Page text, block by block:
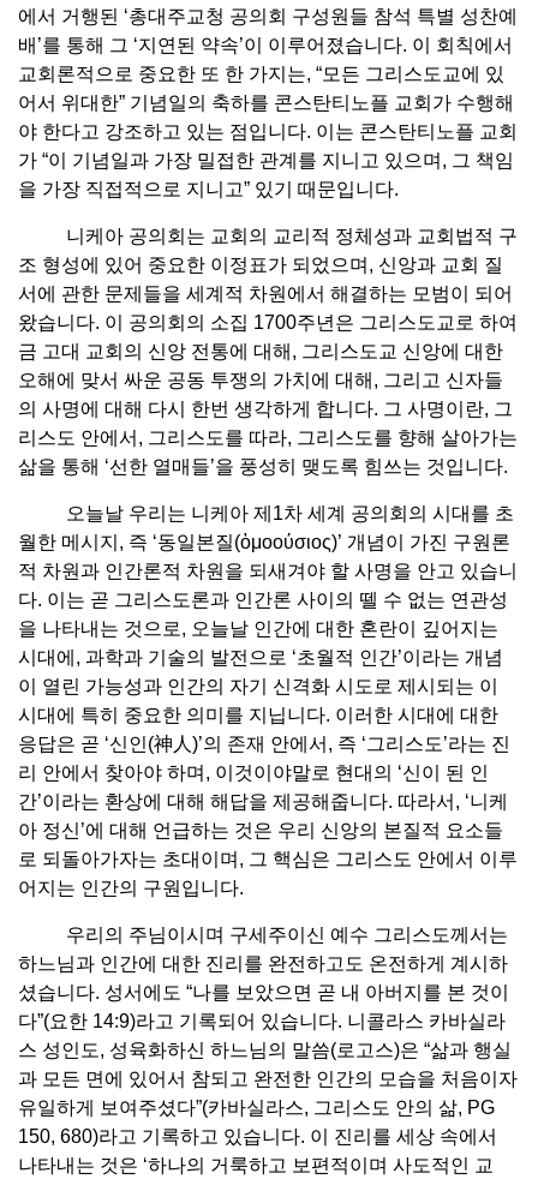
에서 거행된 ‘총대주교청 공의회 구성원들 참석 특별 성찬예
배’를 통해 그 ‘지연된 약속’이 이루어졌습니다. 이 회칙에서
교회론적으로 중요한 또 한 가지는, “모든 그리스도교에 있
어서 위대한” 기념일의 축하를 콘스탄티노플 교회가 수행해
야 한다고 강조하고 있는 점입니다. 이는 콘스탄티노플 교회
가 “이 기념일과 가장 밀접한 관계를 지니고 있으며, 그 책임
을 가장 직접적으로 지니고” 있기 때문입니다.
니케아 공의회는 교회의 교리적 정체성과 교회법적 구
조 형성에 있어 중요한 이정표가 되었으며, 신앙과 교회 질
서에 관한 문제들을 세계적 차원에서 해결하는 모범이 되어
왔습니다. 이 공의회의 소집 1700주년은 그리스도교로 하여
금 고대 교회의 신앙 전통에 대해, 그리스도교 신앙에 대한
오해에 맞서 싸운 공동 투쟁의 가치에 대해, 그리고 신자들
의 사명에 대해 다시 한번 생각하게 합니다. 그 사명이란, 그
리스도 안에서, 그리스도를 따라, 그리스도를 향해 살아가는
삶을 통해 ‘선한 열매들’을 풍성히 맺도록 힘쓰는 것입니다.
오늘날 우리는 니케아 제1차 세계 공의회의 시대를 초
월한 메시지, 즉 ‘동일본질(ὁμοούσιος)’ 개념이 가진 구원론
적 차원과 인간론적 차원을 되새겨야 할 사명을 안고 있습니
다. 이는 곧 그리스도론과 인간론 사이의 뗄 수 없는 연관성
을 나타내는 것으로, 오늘날 인간에 대한 혼란이 깊어지는
시대에, 과학과 기술의 발전으로 ‘초월적 인간’이라는 개념
이 열린 가능성과 인간의 자기 신격화 시도로 제시되는 이
시대에 특히 중요한 의미를 지닙니다. 이러한 시대에 대한
응답은 곧 ‘신인(神人)’의 존재 안에서, 즉 ‘그리스도’라는 진
리 안에서 찾아야 하며, 이것이야말로 현대의 ‘신이 된 인
간’이라는 환상에 대해 해답을 제공해줍니다. 따라서, ‘니케
아 정신’에 대해 언급하는 것은 우리 신앙의 본질적 요소들
로 되돌아가자는 초대이며, 그 핵심은 그리스도 안에서 이루
어지는 인간의 구원입니다.
우리의 주님이시며 구세주이신 예수 그리스도께서는
하느님과 인간에 대한 진리를 완전하고도 온전하게 계시하
셨습니다. 성서에도 “나를 보았으면 곧 내 아버지를 본 것이
다”(요한 14:9)라고 기록되어 있습니다. 니콜라스 카바실라
스 성인도, 성육화하신 하느님의 말씀(로고스)은 “삶과 행실
과 모든 면에 있어서 참되고 완전한 인간의 모습을 처음이자
유일하게 보여주셨다”(카바실라스, 그리스도 안의 삶, PG
150, 680)라고 기록하고 있습니다. 이 진리를 세상 속에서
나타내는 것은 ‘하나의 거룩하고 보편적이며 사도적인 교